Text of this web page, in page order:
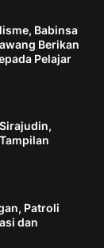
Babinsa
Berikan
Pelajar
Patroli
dan